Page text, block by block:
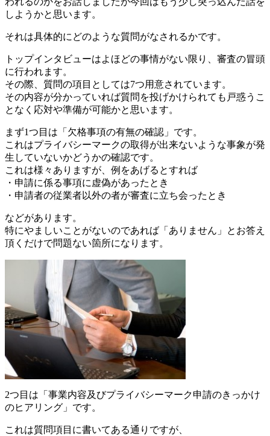
しようかと思います。
それは具体的にどのような質問がなされるかです。
トップインタビューはよほどの事情がない限り、審査の冒頭
に行われます。
その際、質問の項目としては7つ用意されています。
その内容が分かっていれば質問を投げかけられても戸惑うこ
となく応対や準備が可能かと思います。
まず1つ目は「欠格事項の有無の確認」です。
これはプライバシーマークの取得が出来ないような事象が発
生していないかどうかの確認です。
これは様々ありますが、例をあげるとすれば
・申請に係る事項に虚偽があったとき
・申請者の従業者以外の者が審査に立ち会ったとき
などがあります。
特にやましいことがないのであれば「ありません」とお答え
頂くだけで問題ない箇所になります。
2つ目は「事業内容及びプライバシーマーク申請のきっかけ
のヒアリング」です。
これは質問項目に書いてある通りですが、